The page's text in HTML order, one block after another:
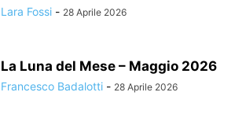
Lara Fossi - 28 Aprile 2026
La Luna del Mese – Maggio 2026
Francesco Badalotti - 28 Aprile 2026